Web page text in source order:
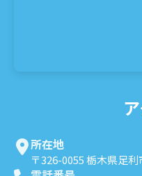
所在地
〒326-0055 栃木県足